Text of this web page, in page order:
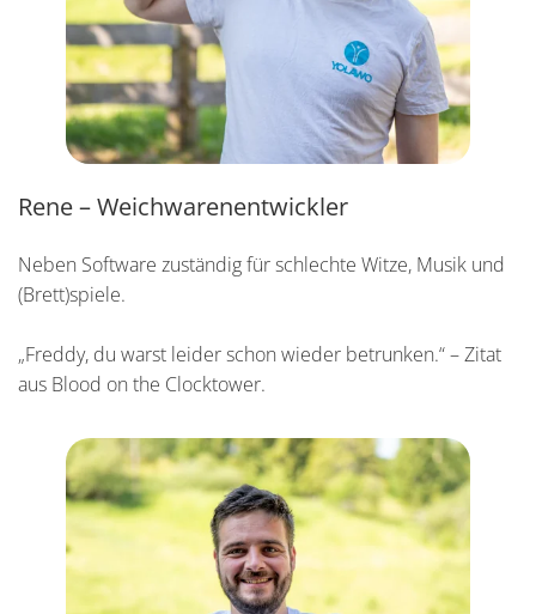
Rene – Weichwarenentwickler
Neben Software zuständig für schlechte Witze, Musik und
(Brett)spiele.
„Freddy, du warst leider schon wieder betrunken.“ – Zitat
aus Blood on the Clocktower.